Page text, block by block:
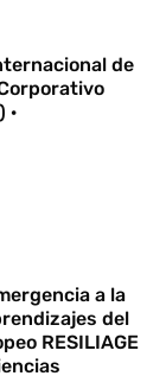
de
·
a la
del
RESILIAGE